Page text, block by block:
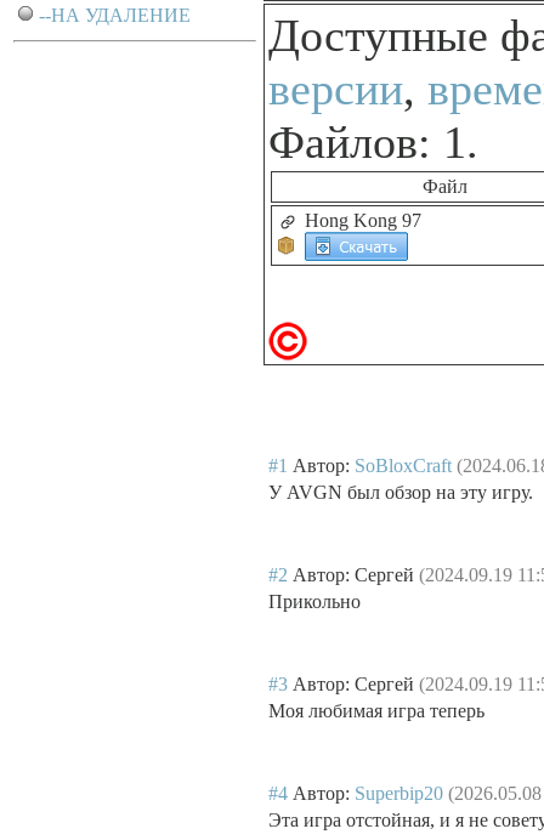
--НА УДАЛЕНИЕ
Доступные
версии,
Файлов: 1.
Файл
Hong Kong 97
#1 Автор: SoBloxCraft
У AVGN был обзор на эту игру.
#2 Автор: Сергей (2024.09.19
Прикольно
#3 Автор: Сергей (2024.09.19
Моя любимая игра теперь
#4 Автор: Superbip20
Эта игра отстойная, и я не